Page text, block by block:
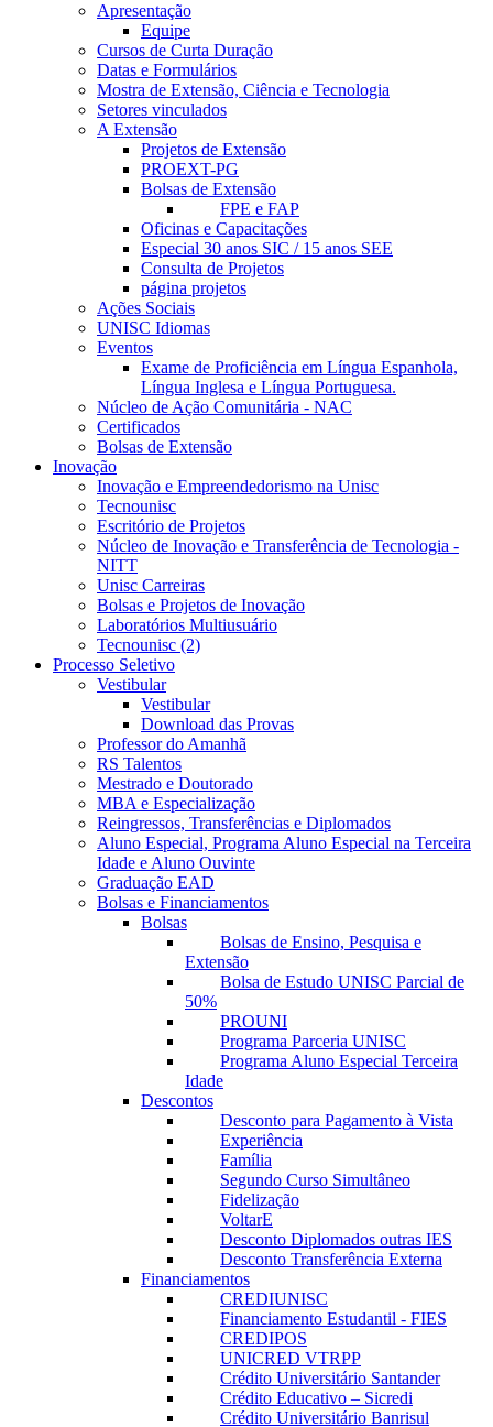
Apresentação
Equipe
Cursos de Curta Duração
Datas e Formulários
Mostra de Extensão, Ciência e Tecnologia
Setores vinculados
A Extensão
Projetos de Extensão
PROEXT-PG
Bolsas de Extensão
FPE e FAP
Oficinas e Capacitações
Especial 30 anos SIC / 15 anos SEE
Consulta de Projetos
página projetos
Ações Sociais
UNISC Idiomas
Eventos
Exame de Proficiência em Língua Espanhola,
Língua Inglesa e Língua Portuguesa.
Núcleo de Ação Comunitária - NAC
Certificados
Bolsas de Extensão
Inovação
Inovação e Empreendedorismo na Unisc
Tecnounisc
Escritório de Projetos
Núcleo de Inovação e Transferência de Tecnologia -
NITT
Unisc Carreiras
Bolsas e Projetos de Inovação
Laboratórios Multiusuário
Tecnounisc (2)
Processo Seletivo
Vestibular
Vestibular
Download das Provas
Professor do Amanhã
RS Talentos
Mestrado e Doutorado
MBA e Especialização
Reingressos, Transferências e Diplomados
Aluno Especial, Programa Aluno Especial na Terceira
Idade e Aluno Ouvinte
Graduação EAD
Bolsas e Financiamentos
Bolsas
Bolsas de Ensino, Pesquisa e
Extensão
Bolsa de Estudo UNISC Parcial de
50%
PROUNI
Programa Parceria UNISC
Programa Aluno Especial Terceira
Idade
Descontos
Desconto para Pagamento à Vista
Experiência
Família
Segundo Curso Simultâneo
Fidelização
VoltarE
Desconto Diplomados outras IES
Desconto Transferência Externa
Financiamentos
CREDIUNISC
Financiamento Estudantil - FIES
CREDIPOS
UNICRED VTRPP
Crédito Universitário Santander
Crédito Educativo – Sicredi
Crédito Universitário Banrisul